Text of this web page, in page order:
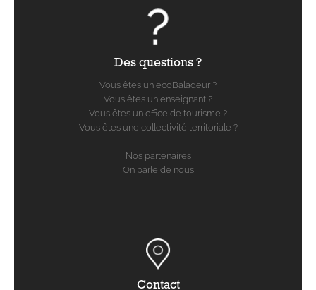
Des questions ?
Vous êtes un ecoBaladeur ?
Vous êtes un enseignant ?
Vous êtes un office de tourisme ?
Vous êtes une collectivité territoriale ?
Nos partenaires
On parle de nous
Contact